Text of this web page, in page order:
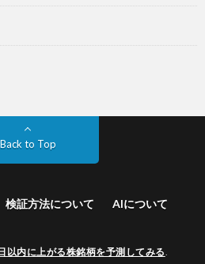
Back to Top
検証方法について AIについて
以内に上がる株銘柄を予測してみる.